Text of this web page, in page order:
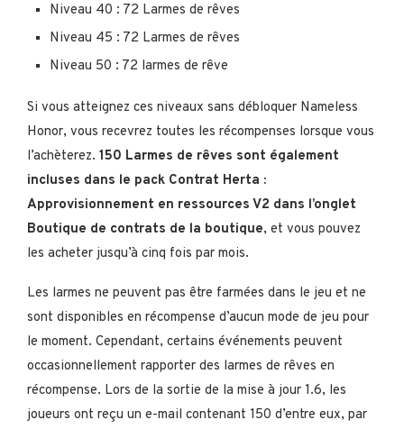
Niveau 40 : 72 Larmes de rêves
Niveau 45 : 72 Larmes de rêves
Niveau 50 : 72 larmes de rêve
Si vous atteignez ces niveaux sans débloquer Nameless
Honor, vous recevrez toutes les récompenses lorsque vous
l’achèterez. 150 Larmes de rêves sont également
incluses dans le pack Contrat Herta :
Approvisionnement en ressources V2 dans l’onglet
Boutique de contrats de la boutique, et vous pouvez
les acheter jusqu’à cinq fois par mois.
Les larmes ne peuvent pas être farmées dans le jeu et ne
sont disponibles en récompense d’aucun mode de jeu pour
le moment. Cependant, certains événements peuvent
occasionnellement rapporter des larmes de rêves en
récompense. Lors de la sortie de la mise à jour 1.6, les
joueurs ont reçu un e-mail contenant 150 d’entre eux, par